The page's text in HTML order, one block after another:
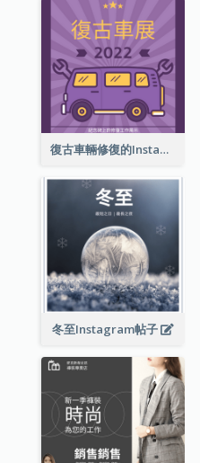
復古車輛修復的Instagram帖子
冬至Instagram帖子